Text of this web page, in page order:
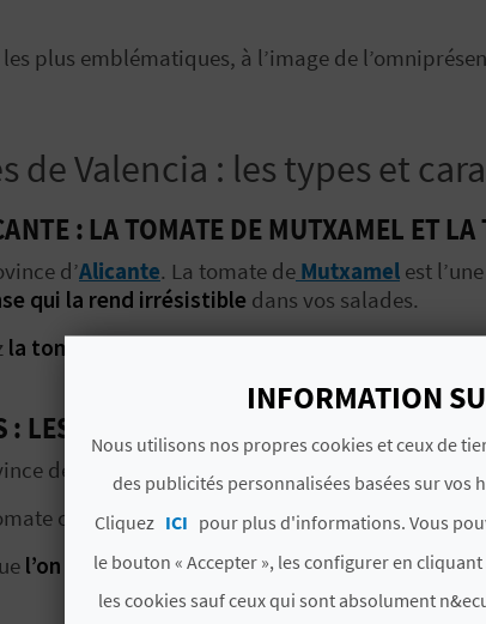
plus emblématiques, à l’image de
de Valencia : les types et
: LA TOMATE DE MUTXAMEL ET LA
d’Alicante. La tomate de Mutxamel est
qui la rend irrésistible dans vos salades.
la tomate rose d’
avec sa grande taille
LES CARACTÉRISTIQUES DES
de
pour entrer dans le domaine
célèbre pour sa forme pointue etson
l’on surnomme aussi tomatebomboa une
INFORMATION
Nous utilisons nos propres cookies et ceux de
des publicités personnalisées basées sur vos
Cliquez ICI pour plus d'informations. Vous
le bouton « Accepter », les configurer en
les cookies sauf ceux qui sont absolument